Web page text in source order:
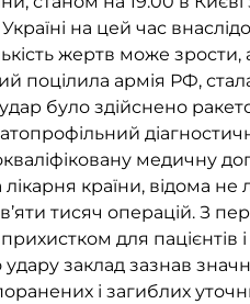
на цей час
жертв може
поцілила армія РФ,
було здійснено
медичну
лікарня країни, відома
тисяч операцій. З
для пацієнтів
удару заклад зазнав
і загиблих